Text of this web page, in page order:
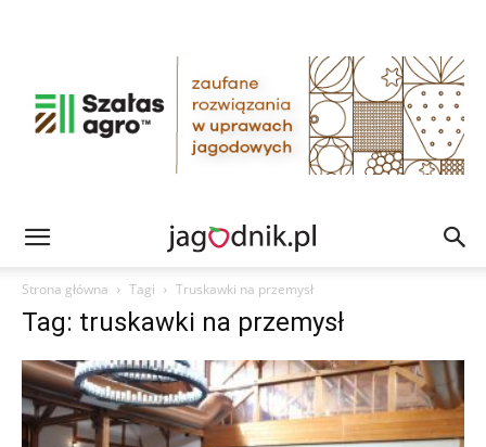
Strona główna Tagi Truskawki na przemysł
Tag: truskawki na przemysł